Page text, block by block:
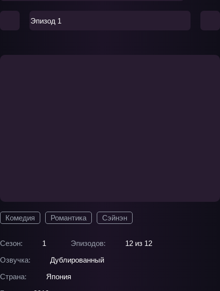
Комедия Романтика Сэйнэн
Сезон: 1 Эпизодов:
12 из 12
Озвучка:
Дублированный
Страна:
Япония
Эпизод 1